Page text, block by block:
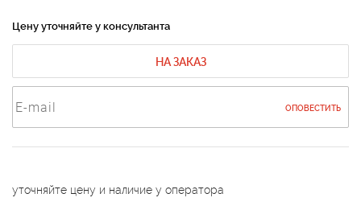
Цену уточняйте у консультанта
НА ЗАКАЗ
ОПОВЕСТИТЬ
уточняйте цену и наличие у оператора